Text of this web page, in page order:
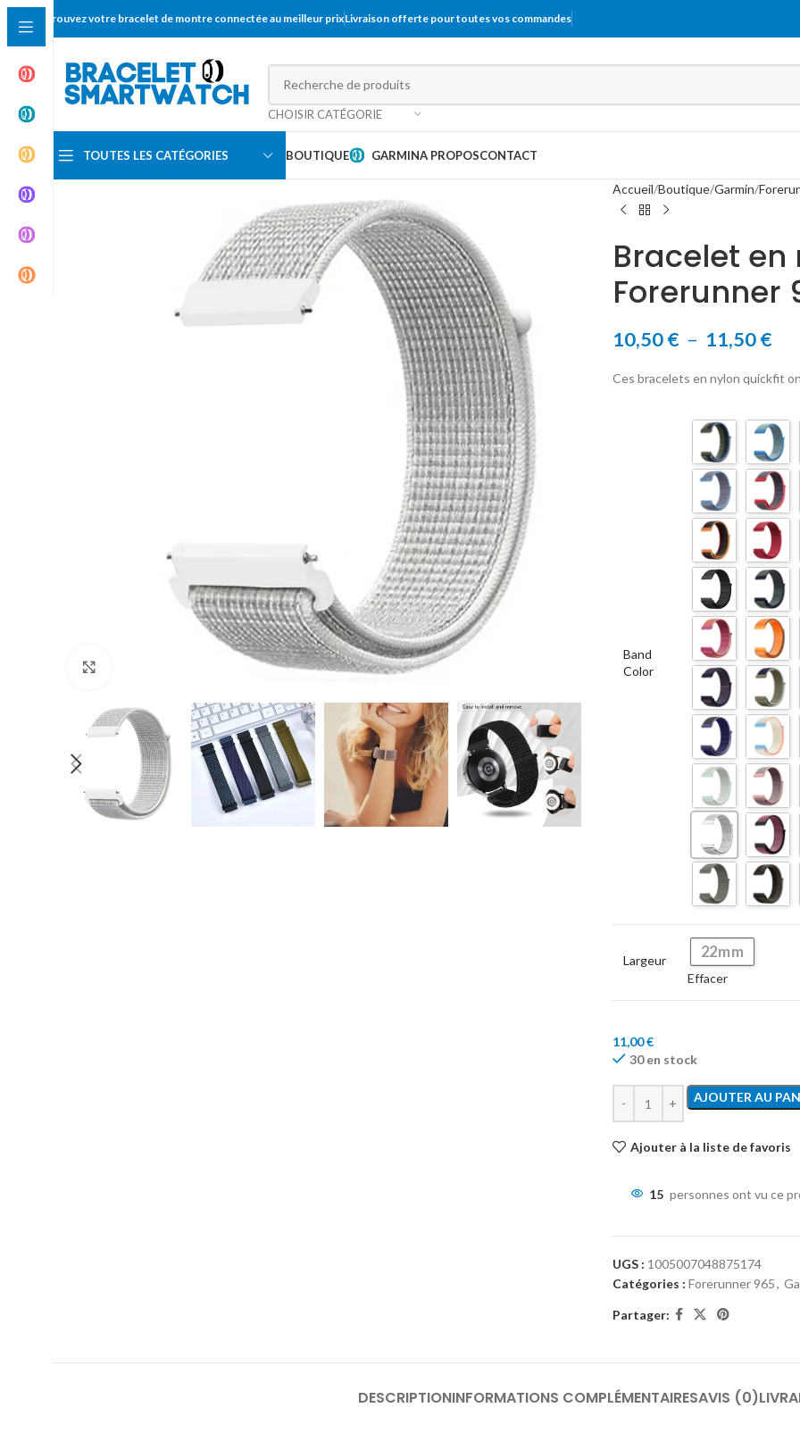
Trouvez votre bracelet de montre connectée au meilleur prixLivraison offerte pour toutes vos commandes
CHOISIR CATÉGORIE
TOUTES LES CATÉGORIES BOUTIQUE GARMINA PROPOSCONTACT
Accueil Boutique Garmin
Bracelet
Forerunner
10,50€ – 11,50€
Ces bracelets en nylon quickfit
Band
Color
Largeur 22mm
Effacer
11,00€
30 en stock
AJOUTER AU
Ajouter à la liste de favoris
15 personnes ont vu ce
UGS : 1005007048875174
Catégories : Forerunner 965,
Partager:
DESCRIPTIONINFORMATIONS COMPLÉMENTAIRESAVIS (0)